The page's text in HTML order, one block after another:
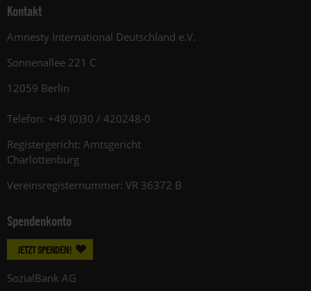
Kontakt
Amnesty International Deutschland e.V.
Sonnenallee 221 C
12059 Berlin
Telefon: +49 (0)30 / 420248-0
Registergericht: Amtsgericht
Charlottenburg
Vereinsregisternummer: VR 36372 B
Spendenkonto
JETZT SPENDEN!
SozialBank AG